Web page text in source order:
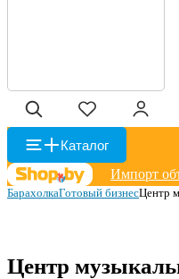
Каталог
Импорт
БарахолкаГотовый бизнесЦентр
Центр